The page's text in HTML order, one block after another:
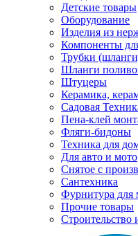
Детские товары
Оборудование
Изделия из
Компоненты
Трубки
Шланги
Штуцеры
Керамика,
Садовая
Пена-клей
Фляги-бидоны
Техника для
Для авто и мото
Снятое с
Сантехника
Фурнитура для
Прочие товары
Строительство